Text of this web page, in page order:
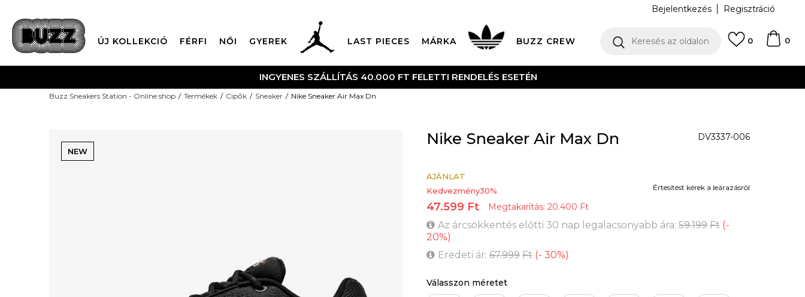
Bejelentkezés Regisztráció
ÚJ KOLLEKCIÓ FÉRFI NŐI GYEREK LAST PIECES MÁRKA BUZZ CREW Keresés az oldalon 0
0
INGYENES SZÁLLÍTÁS 40.000 FT FELETTI RENDELÉS ESETÉN
Buzz Sneakers Station - Online shop Termékek Cipők Sneaker Nike Sneaker Air Max Dn
NEW
Nike Sneaker Air Max Dn DV3337-006
AJÁNLAT
Kedvezmény30%
47.599 Ft Megtakarítás: 20.400 Ft
Az árcsökkentés előtti 30 nap legalacsonyabb ára: 59.199 Ft (-
20%)
Eredeti ár: 67.999 Ft (- 30%)
Értesítést kérek a leárazásról
Válasszon méretet